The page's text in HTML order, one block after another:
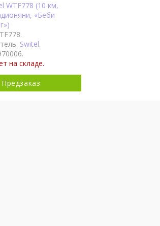
WTF778 (10 км,
«Беби
Switel.
на складе.
Предзаказ